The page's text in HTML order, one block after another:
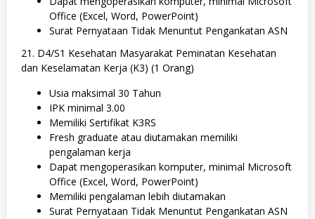
Office (Excel, Word, PowerPoint)
Surat Pernyataan Tidak Menuntut Pengankatan ASN
21. D4/S1 Kesehatan Masyarakat Peminatan Kesehatan
dan Keselamatan Kerja (K3) (1 Orang)
Usia maksimal 30 Tahun
IPK minimal 3.00
Memiliki Sertifikat K3RS
Fresh graduate atau diutamakan memiliki
pengalaman kerja
Dapat mengoperasikan komputer, minimal Microsoft
Office (Excel, Word, PowerPoint)
Memiliki pengalaman lebih diutamakan
Surat Pernyataan Tidak Menuntut Pengankatan ASN